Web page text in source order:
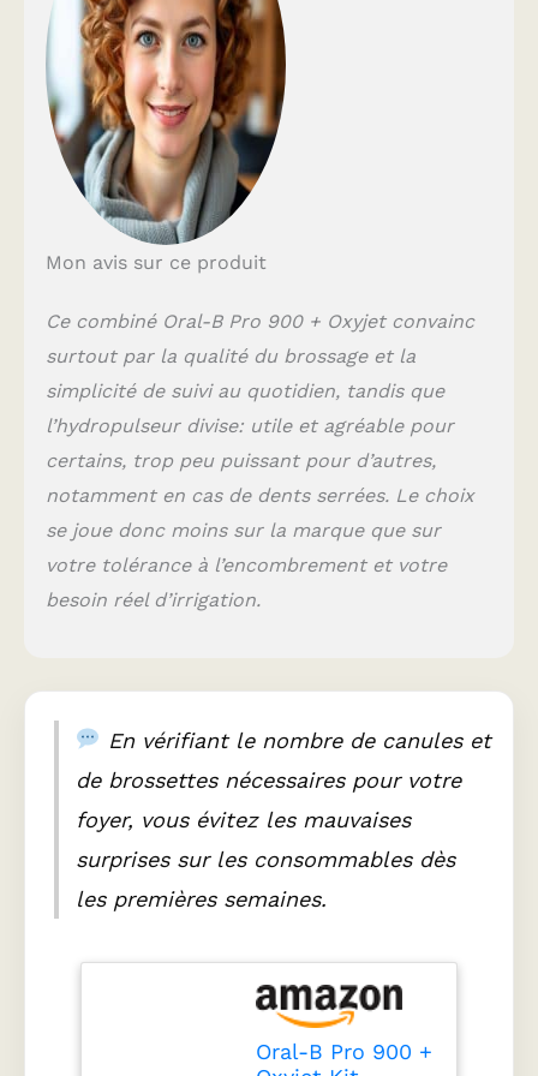
brosse à dents
manuelle Rend vos
dents plus blanches
dès le premier jour
en éliminant les
taches en surface
Contenu : 1
électrique, 4 canules
Mon avis sur ce produit
Ce combiné Oral-B Pro 900 + Oxyjet convainc
surtout par la qualité du brossage et la
simplicité de suivi au quotidien, tandis que
l’hydropulseur divise: utile et agréable pour
certains, trop peu puissant pour d’autres,
notamment en cas de dents serrées. Le choix
se joue donc moins sur la marque que sur
votre tolérance à l’encombrement et votre
besoin réel d’irrigation.
En vérifiant le nombre de canules et
de brossettes nécessaires pour votre
foyer, vous évitez les mauvaises
surprises sur les consommables dès
les premières semaines.
Oral-B Pro 900 +